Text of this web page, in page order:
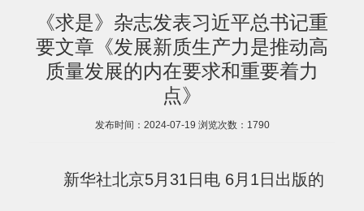
《求是》杂志发表习近平总书记重
要文章《发展新质生产力是推动高
质量发展的内在要求和重要着力
点》
发布时间：2024-07-19 浏览次数： 1790
新华社北京5月31日电 6月1日出版的